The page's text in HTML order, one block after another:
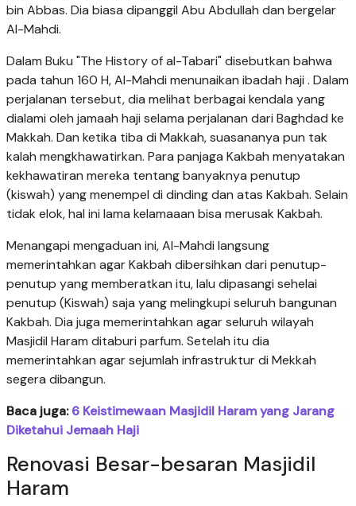
bin Abbas. Dia biasa dipanggil Abu Abdullah dan bergelar
Al-Mahdi.
Dalam Buku "The History of al-Tabari" disebutkan bahwa
pada tahun 160 H, Al-Mahdi menunaikan ibadah haji . Dalam
perjalanan tersebut, dia melihat berbagai kendala yang
dialami oleh jamaah haji selama perjalanan dari Baghdad ke
Makkah. Dan ketika tiba di Makkah, suasananya pun tak
kalah mengkhawatirkan. Para panjaga Kakbah menyatakan
kekhawatiran mereka tentang banyaknya penutup
(kiswah) yang menempel di dinding dan atas Kakbah. Selain
tidak elok, hal ini lama kelamaaan bisa merusak Kakbah.
Menangapi mengaduan ini, Al-Mahdi langsung
memerintahkan agar Kakbah dibersihkan dari penutup-
penutup yang memberatkan itu, lalu dipasangi sehelai
penutup (Kiswah) saja yang melingkupi seluruh bangunan
Kakbah. Dia juga memerintahkan agar seluruh wilayah
Masjidil Haram ditaburi parfum. Setelah itu dia
memerintahkan agar sejumlah infrastruktur di Mekkah
segera dibangun.
Baca juga:6 Keistimewaan Masjidil Haram yang Jarang
Diketahui Jemaah Haji
Renovasi Besar-besaran Masjidil
Haram